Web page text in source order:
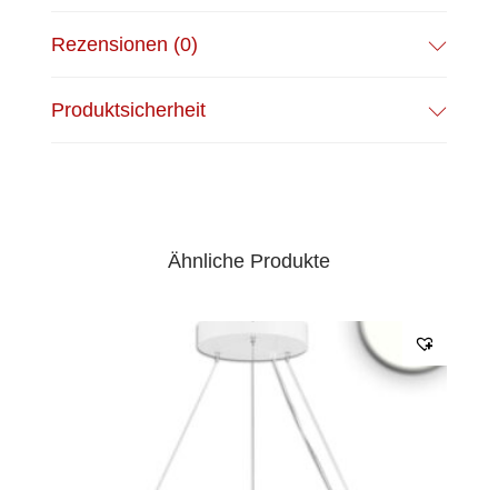
Rezensionen (0)
Produktsicherheit
Ähnliche Produkte